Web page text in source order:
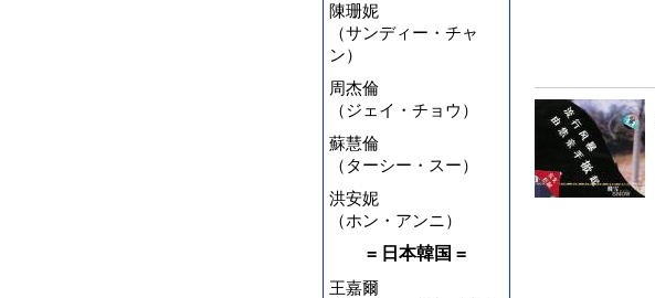
陳珊妮
（サンディー・チャ
ン）
周杰倫
（ジェイ・チョウ）
蘇慧倫
（ターシー・スー）
洪安妮
（ホン・アンニ）
= 日本韓国 =
王嘉爾